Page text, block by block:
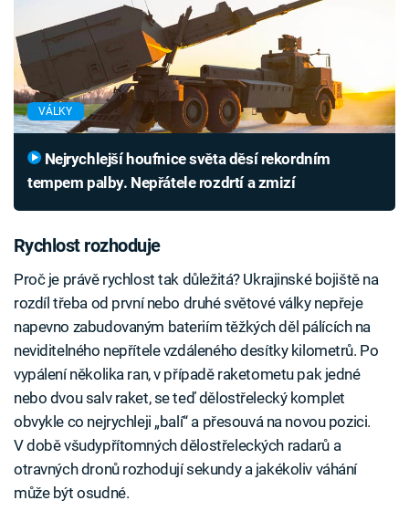
VÁLKY
tempem palby. Nepřátele rozdrtí a zmizí
Rychlost rozhoduje
Proč je právě rychlost tak důležitá? Ukrajinské bojiště na
rozdíl třeba od první nebo druhé světové války nepřeje
napevno zabudovaným bateriím těžkých děl pálících na
neviditelného nepřítele vzdáleného desítky kilometrů. Po
vypálení několika ran, v případě raketometu pak jedné
nebo dvou salv raket, se teď dělostřelecký komplet
obvykle co nejrychleji „balí“ a přesouvá na novou pozici.
V době všudypřítomných dělostřeleckých radarů a
otravných dronů rozhodují sekundy a jakékoliv váhání
může být osudné.